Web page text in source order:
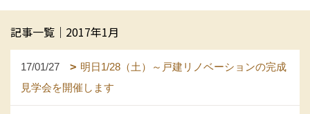
記事一覧｜2017年1月
17/01/27
明日1/28（土）～戸建リノベーションの完成
見学会を開催します